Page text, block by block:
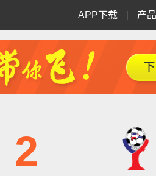
APP下载 产
2